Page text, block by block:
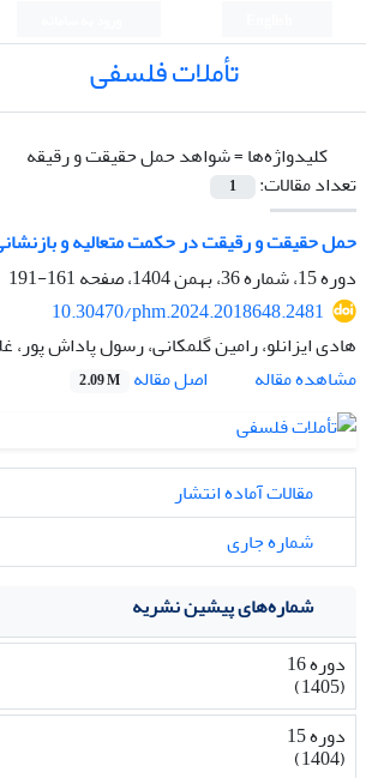
تأملات فلسفی
کلیدواژه‌ها =شواهد حمل حقیقت و رقیقه
تعداد مقالات:
1
حمل حقیقت و رقیقت در حکمت متعالیه و
دوره 15، شماره 36، بهمن 1404، صفحه
161-191
10.30470/phm.2024.2018648.2481
هادی ایزانلو، رامین گلمکانی، رسول پاداش پور،
مشاهده مقاله
اصل مقاله 2.09 M
مقالات آماده انتشار
شماره جاری
شماره‌های پیشین نشریه
دوره 16
(1405)
دوره 15
(1404)